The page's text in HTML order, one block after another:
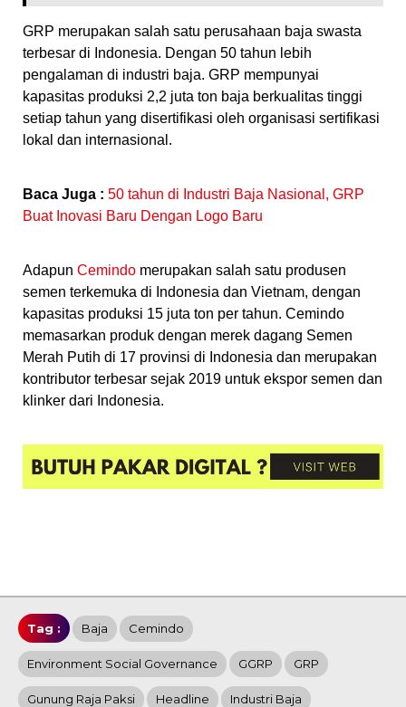
GRP merupakan salah satu perusahaan baja swasta
terbesar di Indonesia. Dengan 50 tahun lebih
pengalaman di industri baja. GRP mempunyai
kapasitas produksi 2,2 juta ton baja berkualitas tinggi
setiap tahun yang disertifikasi oleh organisasi sertifikasi
lokal dan internasional.
Baca Juga : 50 tahun di Industri Baja Nasional, GRP
Buat Inovasi Baru Dengan Logo Baru
Adapun Cemindo merupakan salah satu produsen
semen terkemuka di Indonesia dan Vietnam, dengan
kapasitas produksi 15 juta ton per tahun. Cemindo
memasarkan produk dengan merek dagang Semen
Merah Putih di 17 provinsi di Indonesia dan merupakan
kontributor terbesar sejak 2019 untuk ekspor semen dan
klinker dari Indonesia.
Tag : Baja Cemindo
Environment Social Governance GGRP GRP
Gunung Raja Paksi Headline Industri Baja